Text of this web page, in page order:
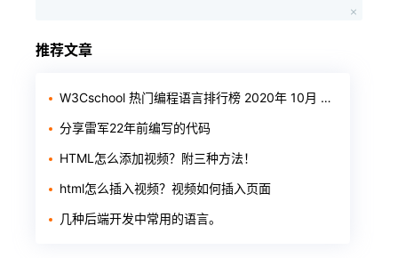
推荐文章
W3Cschool 热门编程语言排行榜 2020年 10月 TOP10
分享雷军22年前编写的代码
HTML怎么添加视频？附三种方法！
html怎么插入视频？视频如何插入页面
几种后端开发中常用的语言。